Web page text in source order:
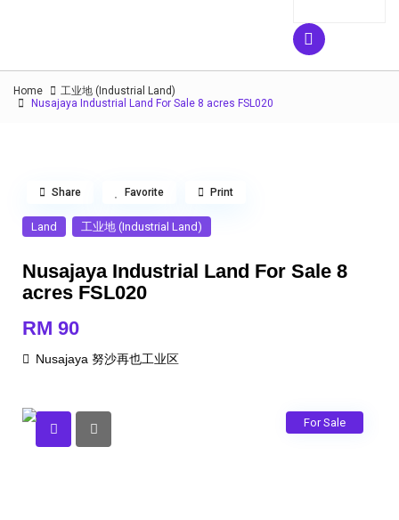
Home
工业地 (Industrial Land)
Nusajaya Industrial Land For Sale 8 acres FSL020
Land 工业地 (Industrial Land)
Nusajaya Industrial Land For Sale 8
acres FSL020
RM 90
Nusajaya 努沙再也工业区
Share Favorite Print
For Sale